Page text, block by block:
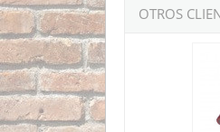
OTROS
Broca